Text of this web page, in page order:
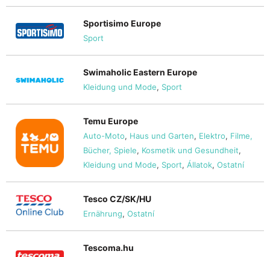
Sportisimo Europe
Sport
Swimaholic Eastern Europe
Kleidung und Mode, Sport
Temu Europe
Auto-Moto, Haus und Garten, Elektro, Filme,
Bücher, Spiele, Kosmetik und Gesundheit,
Kleidung und Mode, Sport, Állatok, Ostatní
Tesco CZ/SK/HU
Ernährung, Ostatní
Tescoma.hu